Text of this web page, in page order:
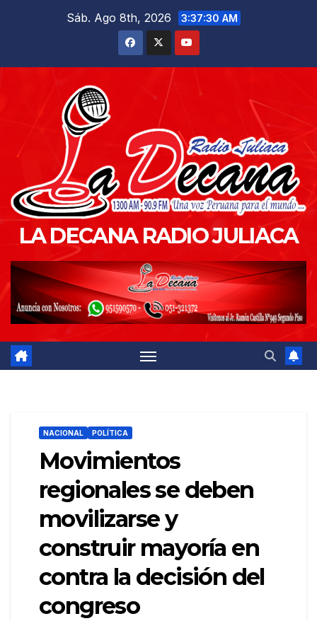
Sáb. Ago 8th, 2026 3:37:31 AM
LA DECANA RADIO JULIACA
NACIONAL POLÍTICA
Movimientos
regionales se deben
movilizarse y
construir mayoría en
contra la decisión del
congreso